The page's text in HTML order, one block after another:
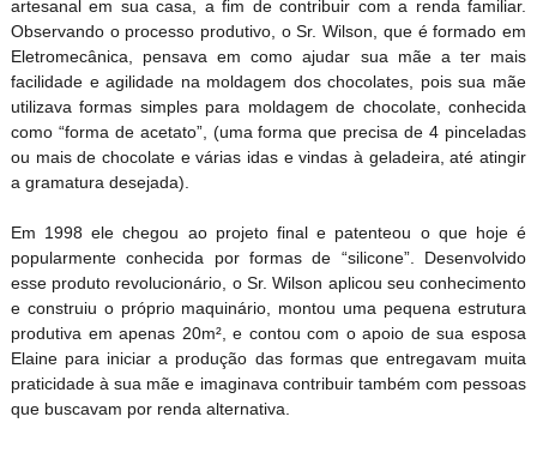
artesanal em sua casa, a fim de contribuir com a renda familiar.
Observando o processo produtivo, o Sr. Wilson, que é formado em
Eletromecânica, pensava em como ajudar sua mãe a ter mais
facilidade e agilidade na moldagem dos chocolates, pois sua mãe
utilizava formas simples para moldagem de chocolate, conhecida
como “forma de acetato”, (uma forma que precisa de 4 pinceladas
ou mais de chocolate e várias idas e vindas à geladeira, até atingir
a gramatura desejada).
Em 1998 ele chegou ao projeto final e patenteou o que hoje é
popularmente conhecida por formas de “silicone”. Desenvolvido
esse produto revolucionário, o Sr. Wilson aplicou seu conhecimento
e construiu o próprio maquinário, montou uma pequena estrutura
produtiva em apenas 20m², e contou com o apoio de sua esposa
Elaine para iniciar a produção das formas que entregavam muita
praticidade à sua mãe e imaginava contribuir também com pessoas
que buscavam por renda alternativa.